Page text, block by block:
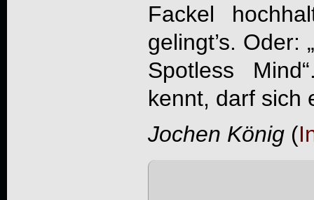
Fackel
gelingt’s. Oder:
Spotless
kennt, darf sich
Jochen König(